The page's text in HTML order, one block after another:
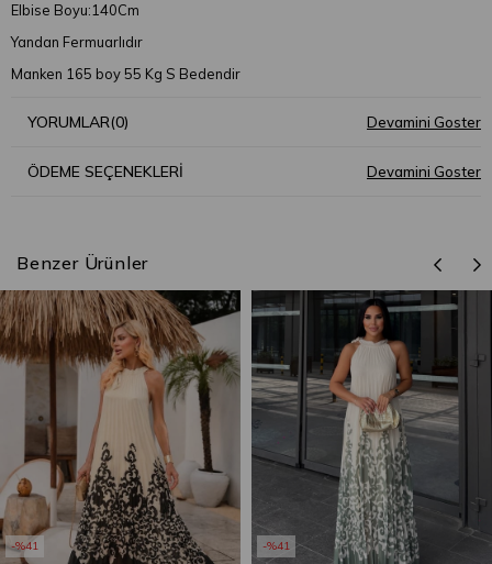
Elbise Boyu:140Cm
Yandan Fermuarlıdır
Manken 165 boy 55 Kg S Bedendir
YORUMLAR(0)
ÖDEME SEÇENEKLERI
Benzer Ürünler
%41 %41